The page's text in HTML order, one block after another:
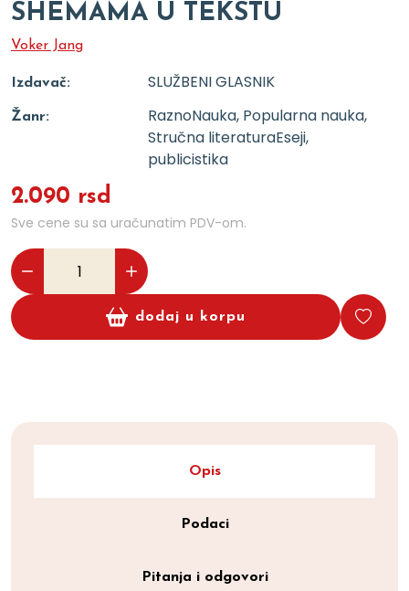
SHEMAMA U TEKSTU
Voker Jang
Izdavač: SLUŽBENI GLASNIK
Žanr: RaznoNauka, Popularna nauka,
Stručna literaturaEseji,
publicistika
2.090 rsd
Sve cene su sa uračunatim PDV-om.
dodaj u korpu
Opis
Podaci
Pitanja i odgovori